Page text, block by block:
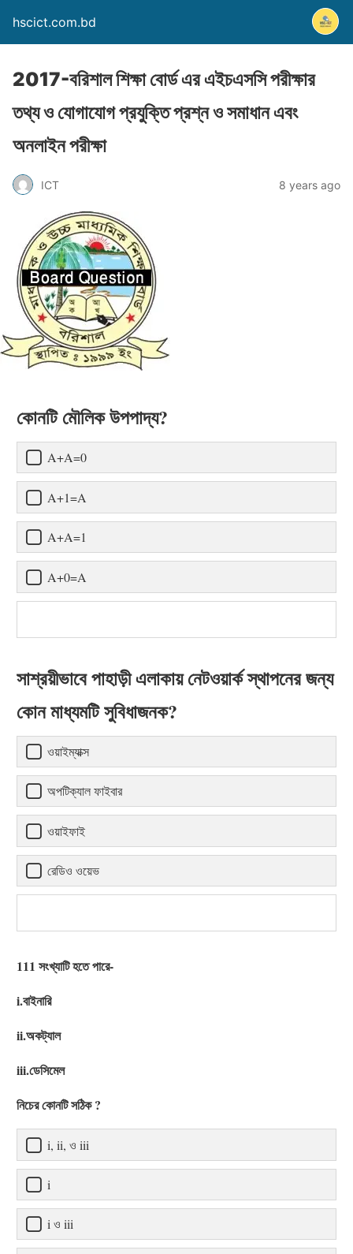
hscict.com.bd
2017-বরিশাল শিক্ষা বোর্ড এর এইচএসসি পরীক্ষার
তথ্য ও যোগাযোগ প্রযুক্তি প্রশ্ন ও সমাধান এবং
অনলাইন পরীক্ষা
ICT 8 years ago
কোনটি মৌলিক উপপাদ্য?
A+A=0
A+1=A
A+A=1
A+0=A
সাশ্রয়ীভাবে পাহাড়ী এলাকায় নেটওয়ার্ক স্থাপনের জন্য
কোন মাধ্যমটি সুবিধাজনক?
ওয়াইম্যাক্স
অপটিক্যাল ফাইবার
ওয়াইফাই
রেডিও ওয়েভ
111 সংখ্যাটি হতে পারে-
i.বাইনারি
ii.অকট্যাল
iii.ডেসিমেল
নিচের কোনটি সঠিক ?
i, ii, ও iii
i
i ও iii